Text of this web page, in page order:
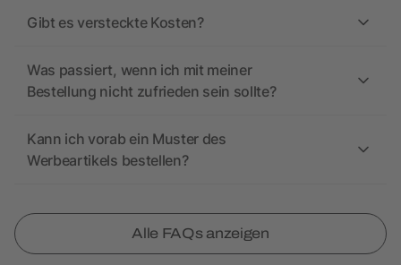
Gibt es versteckte Kosten?
Was passiert, wenn ich mit meiner
Bestellung nicht zufrieden sein sollte?
Kann ich vorab ein Muster des
Werbeartikels bestellen?
Alle FAQs anzeigen